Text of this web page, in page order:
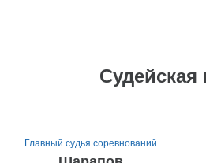
Судейская
Главный судья соревнований